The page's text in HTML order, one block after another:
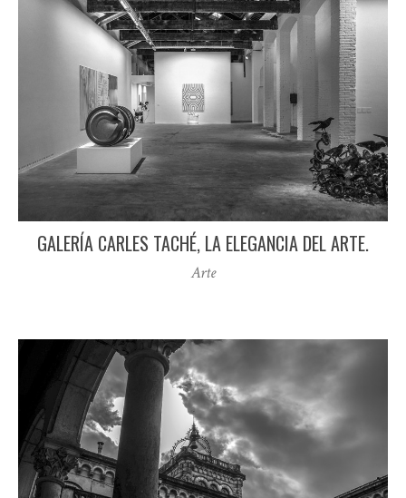
GALERÍA CARLES TACHÉ, LA ELEGANCIA DEL ARTE.
Arte